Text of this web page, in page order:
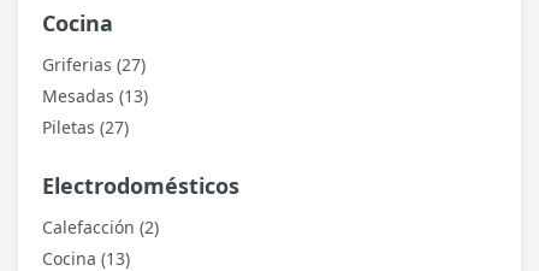
Cocina
Griferias (27)
Mesadas (13)
Piletas (27)
Electrodomésticos
Calefacción (2)
Cocina (13)